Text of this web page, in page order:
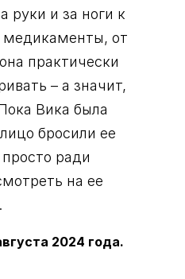
руки и за ноги к
медикаменты, от
практически
– а значит,
Вика была
бросили ее
ради
на ее
2024 года.